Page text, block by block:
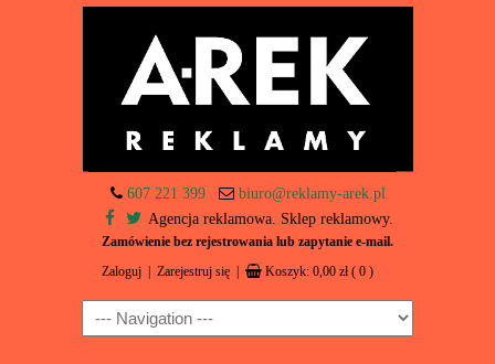
607 221 399
biuro@reklamy-arek.pl
Agencja reklamowa. Sklep reklamowy.
Zamówienie bez rejestrowania lub zapytanie e-mail.
Zaloguj Zarejestruj się Koszyk: 0,00 zł ( 0 )
Navigation